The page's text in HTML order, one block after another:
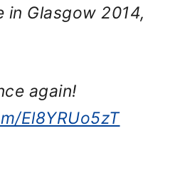
in Glasgow 2014,
again!
El8YRUo5zT